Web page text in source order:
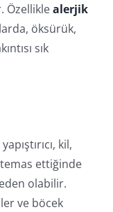
Özelliklealerjik
öksürük,
sık
kil,
ettiğinde
olabilir.
ve böcek